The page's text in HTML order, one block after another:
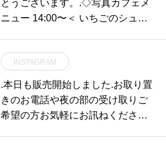
とうございます。.◇写真カフェメ
ニュー 14:00〜＜ いちごのシュー
り♡.バニラアイス、苺、ラズベリ
ー、クッキーをのせ贅沢なスイー
ツに仕上げました◎この冬だけの
限定スイーツです！ぜひお試しく
了承ください。本日分は売り切れ
INSTAGRAM
.本日も販売開始しました️.お取り置
きのお電話や夜の部の受け取りご
希望の方お気軽にお訊ねください.